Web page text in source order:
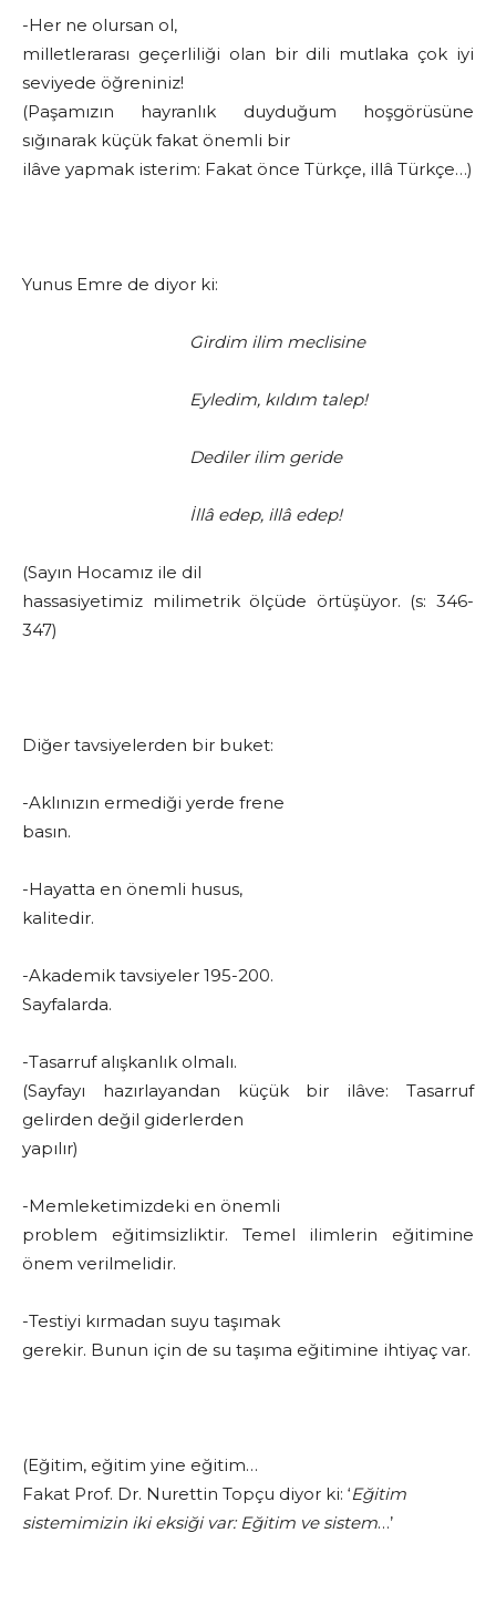
-Her ne olursan ol,
milletlerarası geçerliliği olan bir dili mutlaka çok iyi
seviyede öğreniniz!
(Paşamızın hayranlık duyduğum hoşgörüsüne
sığınarak küçük fakat önemli bir
ilâve yapmak isterim: Fakat önce Türkçe, illâ Türkçe…)
Yunus Emre de diyor ki:
Girdim ilim meclisine
Eyledim, kıldım talep!
Dediler ilim geride
İllâ edep, illâ edep!
(Sayın Hocamız ile dil
hassasiyetimiz milimetrik ölçüde örtüşüyor. (s: 346-
347)
Diğer tavsiyelerden bir buket:
-Aklınızın ermediği yerde frene
basın.
-Hayatta en önemli husus,
kalitedir.
-Akademik tavsiyeler 195-200.
Sayfalarda.
-Tasarruf alışkanlık olmalı.
(Sayfayı hazırlayandan küçük bir ilâve: Tasarruf
gelirden değil giderlerden
yapılır)
-Memleketimizdeki en önemli
problem eğitimsizliktir. Temel ilimlerin eğitimine
önem verilmelidir.
-Testiyi kırmadan suyu taşımak
gerekir. Bunun için de su taşıma eğitimine ihtiyaç var.
(Eğitim, eğitim yine eğitim…
Fakat Prof. Dr. Nurettin Topçu diyor ki: ‘Eğitim
sistemimizin iki eksiği var: Eğitim ve sistem…’